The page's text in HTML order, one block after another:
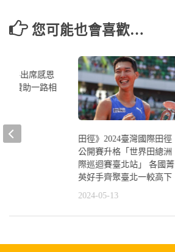
您可能也會喜歡…
田徑》2024臺灣國際田徑
公開賽升格「世界田總洲
際巡迴賽臺北站」 各國菁
英好手齊聚臺北一較高下
2024-05-13
好手出席感恩
業贊助一路相